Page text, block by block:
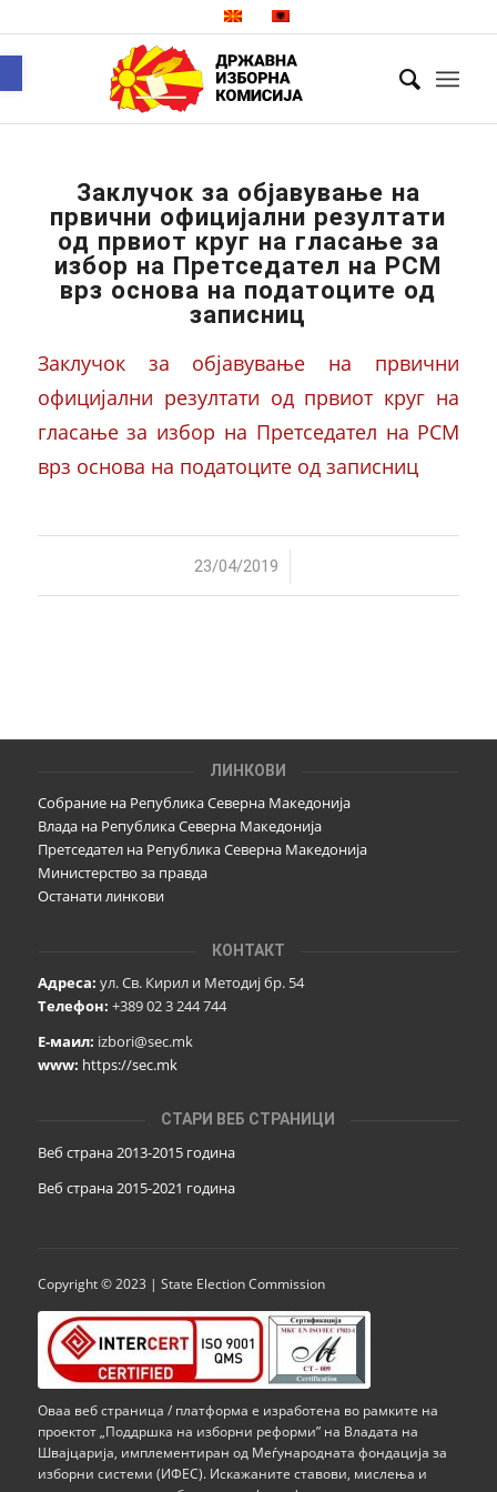
Заклучок за објавување на
првични официјални резултати
од првиот круг на гласање за
избор на Претседател на РСМ
врз основа на податоците од
записниц
Заклучок за објавување на првични
официјални резултати од првиот круг на
гласање за избор на Претседател на РСМ
врз основа на податоците од записниц
23/04/2019
/
ЛИНКОВИ
Собрание на Република Северна Македонија
Влада на Република Северна Македонија
Претседател на Република Северна Македонија
Министерство за правда
Останати линкови
КОНТАКТ
Адреса: ул. Св. Кирил и Методиј бр. 54
Телефон: +389 02 3 244 744
Е-маил: izbori@sec.mk
www: https://sec.mk
СТАРИ ВЕБ СТРАНИЦИ
Веб страна 2013-2015 година
Веб страна 2015-2021 година
Copyright © 2023 | State Election Commission
Оваа веб страница / платформа е изработена во рамките на
проектот „Поддршка на изборни реформи” на Владата на
Швајцарија, имплементиран од Меѓународната фондација за
изборни системи (ИФЕС). Искажаните ставови, мислења и
Open toolbar